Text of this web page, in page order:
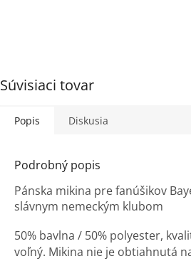
Súvisiaci tovar
Popis Diskusia
Podrobný popis
Pánska mikina pre fanúšikov
slávnym nemeckým klubom
50% bavlna / 50% polyester, k
voľný. Mikina nie je obtiahnutá